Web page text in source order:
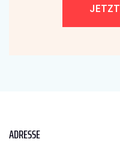
ADRESSE